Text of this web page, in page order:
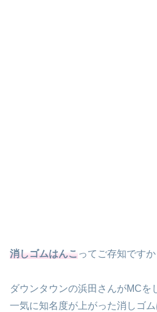
消しゴムはんこってご存知ですか
ダウンタウンの浜田さんがMCを
一気に知名度が上がった消しゴ